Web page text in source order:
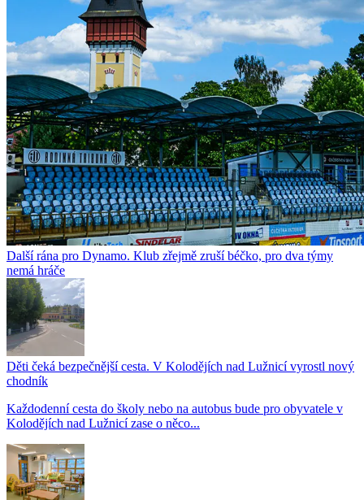
Další rána pro Dynamo. Klub zřejmě zruší béčko, pro dva týmy
nemá hráče
Děti čeká bezpečnější cesta. V Kolodějích nad Lužnicí vyrostl nový
chodník
Každodenní cesta do školy nebo na autobus bude pro obyvatele v
Kolodějích nad Lužnicí zase o něco...